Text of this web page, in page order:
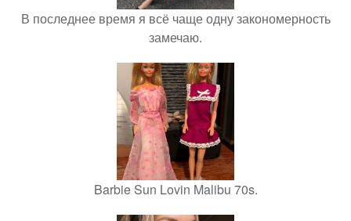
В последнее время я всё чаще одну закономерность
замечаю.
Barbie Sun Lovin Malibu 70s.